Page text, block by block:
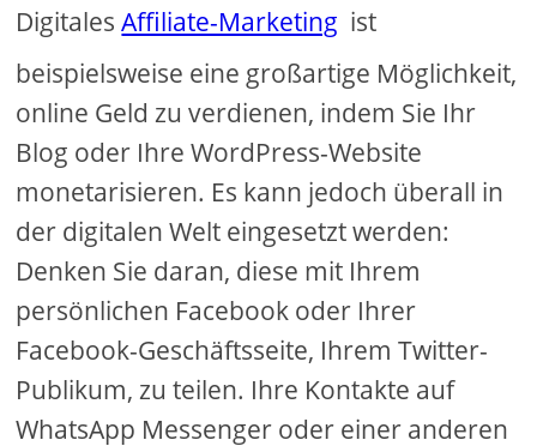
DigitalesAffiliate-Marketing ist
beispielsweise eine großartige Möglichkeit,
online Geld zu verdienen, indem Sie Ihr
Blog oder Ihre WordPress-Website
monetarisieren. Es kann jedoch überall in
der digitalen Welt eingesetzt werden:
Denken Sie daran, diese mit Ihrem
persönlichen Facebook oder Ihrer
Facebook-Geschäftsseite, Ihrem Twitter-
Publikum, zu teilen. Ihre Kontakte auf
WhatsApp Messenger oder einer anderen